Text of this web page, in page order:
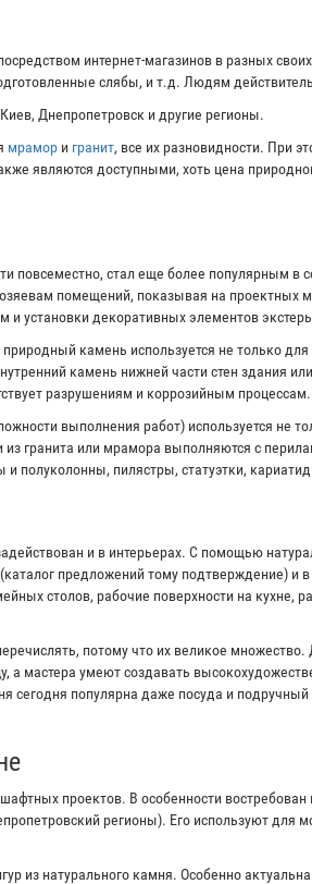
интернет-магазинов в разных
слябы, и т.д. Людям
Днепропетровск и другие регионы.
мрамор и гранит, все их разновидности. При
являются доступными, хоть цена
повсеместно, стал еще более популярным в
помещений, показывая на проектных
установки декоративных элементов
камень используется не только
камень нижней части стен здания
разрушениям и коррозийным процессам.
выполнения работ) используется не
гранита или мрамора выполняются с
полуколонны, пилястры, статуэтки,
и в интерьерах. С помощью
предложений тому подтверждение) и
столов, рабочие поверхности на кухне,
потому что их великое
а мастера умеют создавать
сегодня популярна даже посуда и
проектов. В особенности
регионы). Его используют
из натурального камня. Особенно